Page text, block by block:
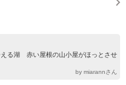
る湖 赤い屋根の山小屋がほっとさせ
by miarannさん